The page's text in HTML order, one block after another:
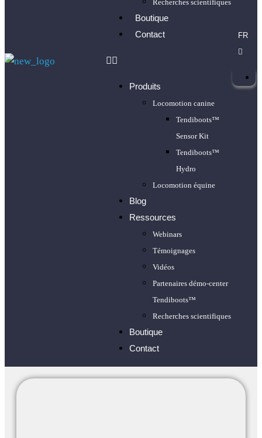
Recherches scientifiques
Boutique
Contact
Produits
Locomotion canine
Tendiboots™
Sensor Kit
Tendiboots™
Hydro
Locomotion équine
Blog
Ressources
Webinars
Témoignages
Vidéos
Partenaires démo-center
Tendiboots™
Recherches scientifiques
Boutique
Contact
FR